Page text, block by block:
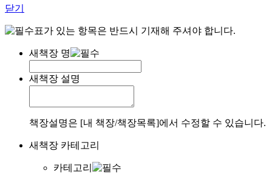
닫기
표가 있는 항목은 반드시 기재해 주셔야 합니다.
새책장 명
새책장 설명
책장설명은 [내 책장/책장목록]에서 수정할 수 있습니다.
새책장 카테고리
카테고리